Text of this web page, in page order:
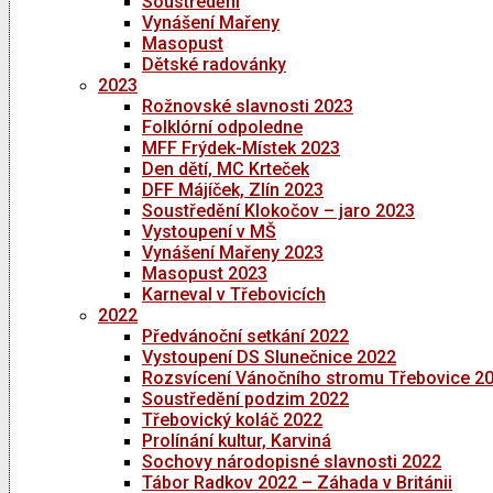
Vynášení Mařeny
Masopust
Dětské radovánky
2023
Rožnovské slavnosti 2023
Folklórní odpoledne
MFF Frýdek-Místek 2023
Den dětí, MC Krteček
DFF Májíček, Zlín 2023
Soustředění Klokočov – jaro 2023
Vystoupení v MŠ
Vynášení Mařeny 2023
Masopust 2023
Karneval v Třebovicích
2022
Předvánoční setkání 2022
Vystoupení DS Slunečnice 2022
Rozsvícení Vánočního stromu Třebovice
Soustředění podzim 2022
Třebovický koláč 2022
Prolínání kultur, Karviná
Sochovy národopisné slavnosti 2022
Tábor Radkov 2022 – Záhada v Británii